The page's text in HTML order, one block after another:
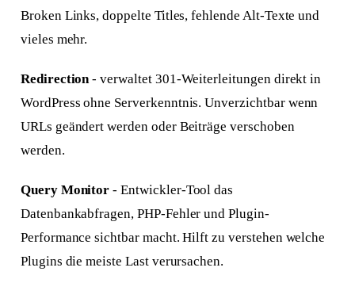
Broken Links, doppelte Titles, fehlende Alt-Texte und
vieles mehr.
Redirection - verwaltet 301-Weiterleitungen direkt in
WordPress ohne Serverkenntnis. Unverzichtbar wenn
URLs geändert werden oder Beiträge verschoben
werden.
Query Monitor - Entwickler-Tool das
Datenbankabfragen, PHP-Fehler und Plugin-
Performance sichtbar macht. Hilft zu verstehen welche
Plugins die meiste Last verursachen.